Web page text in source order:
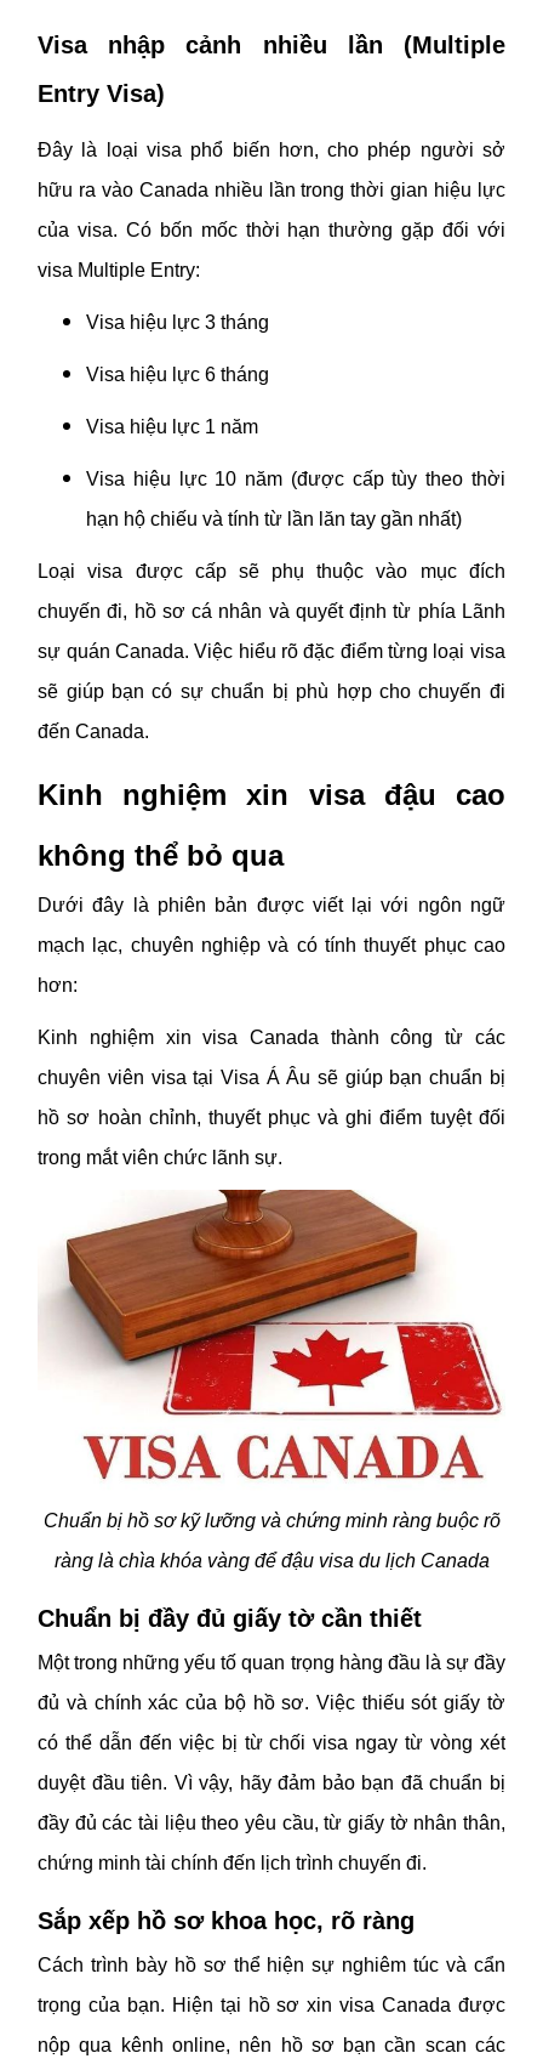
Visa nhập cảnh nhiều lần (Multiple
Entry Visa)
Đây là loại visa phổ biến hơn, cho phép người sở
hữu ra vào Canada nhiều lần trong thời gian hiệu lực
của visa. Có bốn mốc thời hạn thường gặp đối với
visa Multiple Entry:
Visa hiệu lực 3 tháng
Visa hiệu lực 6 tháng
Visa hiệu lực 1 năm
Visa hiệu lực 10 năm (được cấp tùy theo thời
hạn hộ chiếu và tính từ lần lăn tay gần nhất)
Loại visa được cấp sẽ phụ thuộc vào mục đích
chuyến đi, hồ sơ cá nhân và quyết định từ phía Lãnh
sự quán Canada. Việc hiểu rõ đặc điểm từng loại visa
sẽ giúp bạn có sự chuẩn bị phù hợp cho chuyến đi
đến Canada.
Kinh nghiệm xin visa đậu cao
không thể bỏ qua
Dưới đây là phiên bản được viết lại với ngôn ngữ
mạch lạc, chuyên nghiệp và có tính thuyết phục cao
hơn:
Kinh nghiệm xin visa Canada thành công từ các
chuyên viên visa tại Visa Á Âu sẽ giúp bạn chuẩn bị
hồ sơ hoàn chỉnh, thuyết phục và ghi điểm tuyệt đối
trong mắt viên chức lãnh sự.
Chuẩn bị hồ sơ kỹ lưỡng và chứng minh ràng buộc rõ
ràng là chìa khóa vàng để đậu visa du lịch Canada
Chuẩn bị đầy đủ giấy tờ cần thiết
Một trong những yếu tố quan trọng hàng đầu là sự đầy
đủ và chính xác của bộ hồ sơ. Việc thiếu sót giấy tờ
có thể dẫn đến việc bị từ chối visa ngay từ vòng xét
duyệt đầu tiên. Vì vậy, hãy đảm bảo bạn đã chuẩn bị
đầy đủ các tài liệu theo yêu cầu, từ giấy tờ nhân thân,
chứng minh tài chính đến lịch trình chuyến đi.
Sắp xếp hồ sơ khoa học, rõ ràng
Cách trình bày hồ sơ thể hiện sự nghiêm túc và cẩn
trọng của bạn. Hiện tại hồ sơ xin visa Canada được
nộp qua kênh online, nên hồ sơ bạn cần scan các